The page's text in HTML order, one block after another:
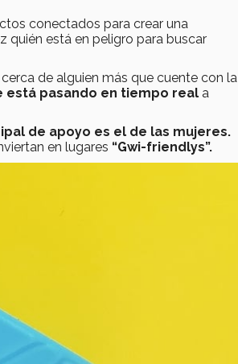
conectados para crear una
quién está en peligro para buscar
de alguien más que cuente con la
está pasando en tiempo real a
de apoyo es el de las mujeres.
en lugares “Gwi-friendlys”.